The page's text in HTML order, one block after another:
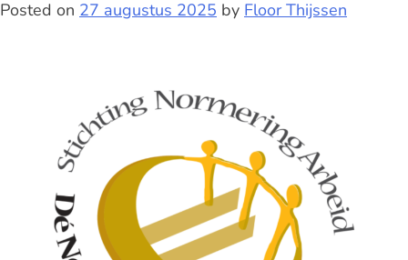
Posted on 27 augustus 2025 by Floor Thijssen